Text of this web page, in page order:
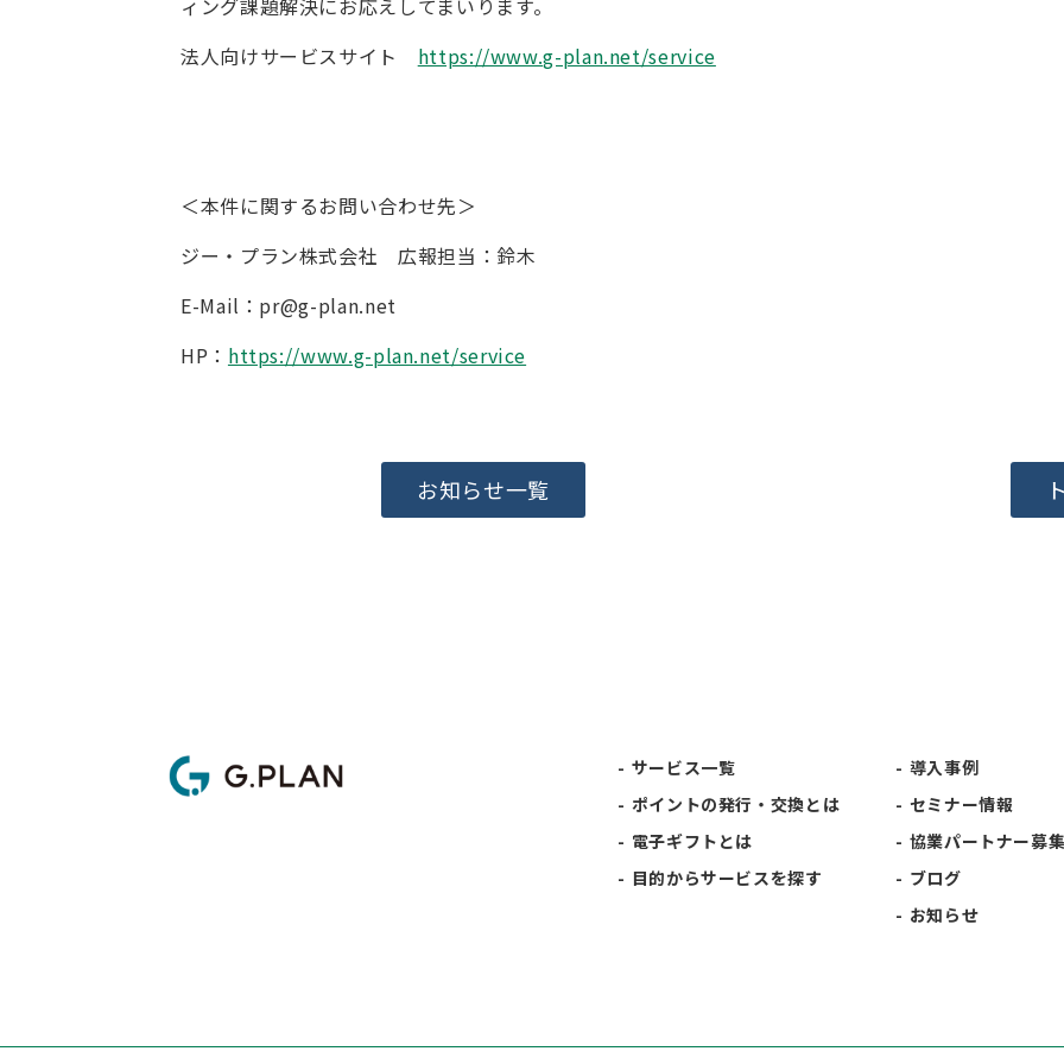
ィング課題解決にお応えしてまいります。
法人向けサービスサイト https://www.g-plan.net/service
＜本件に関するお問い合わせ先＞
ジー・プラン株式会社 広報担当：鈴木
E-Mail：pr@g-plan.net
HP： https://www.g-plan.net/service
お知らせ一覧
サービス一覧
ポイントの発行・交換とは
電子ギフトとは
目的からサービスを探す
導入事例
セミナー情報
協業パートナー募集
ブログ
お知らせ